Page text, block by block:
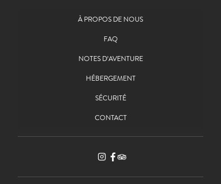
À PROPOS DE NOUS
FAQ
NOTES D’AVENTURE
HÉBERGEMENT
SÉCURITÉ
CONTACT